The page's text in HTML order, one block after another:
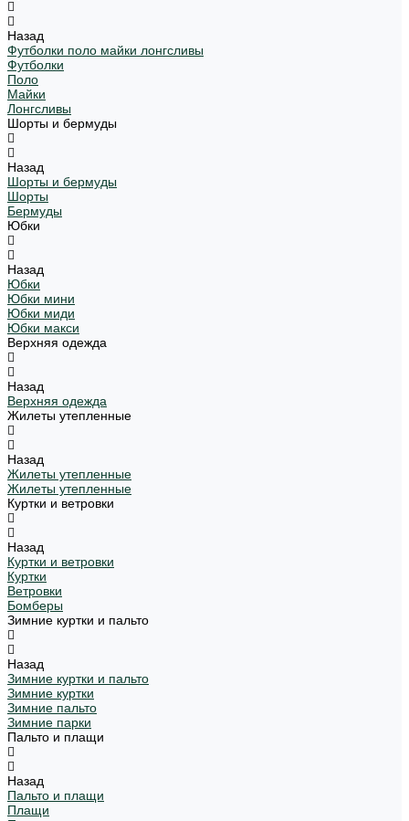
Назад
Футболки поло майки лонгсливы
Футболки
Поло
Майки
Лонгсливы
Шорты и бермуды
Назад
Шорты и бермуды
Шорты
Бермуды
Юбки
Назад
Юбки
Юбки мини
Юбки миди
Юбки макси
Верхняя одежда
Назад
Верхняя одежда
Жилеты утепленные
Назад
Жилеты утепленные
Жилеты утепленные
Куртки и ветровки
Назад
Куртки и ветровки
Куртки
Ветровки
Бомберы
Зимние куртки и пальто
Назад
Зимние куртки и пальто
Зимние куртки
Зимние пальто
Зимние парки
Пальто и плащи
Назад
Пальто и плащи
Плащи